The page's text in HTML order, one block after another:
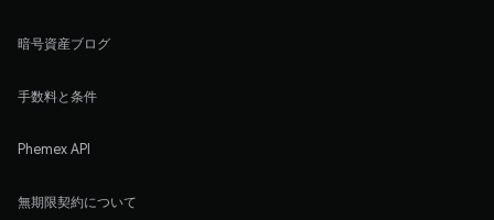
暗号資産ブログ
手数料と条件
Phemex API
無期限契約について